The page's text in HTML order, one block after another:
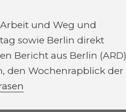
und Weg und
sowie Berlin direkt
Bericht aus Berlin (ARD)
den Wochenrapblick der